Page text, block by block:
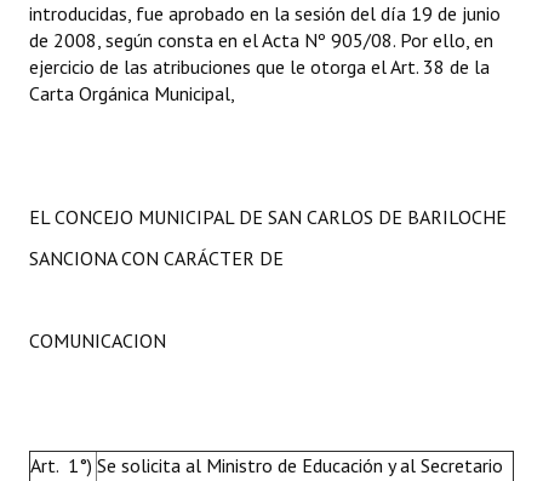
introducidas, fue aprobado en la sesión del día 19 de junio
de 2008, según consta en el Acta Nº 905/08. Por ello, en
ejercicio de las atribuciones que le otorga el Art. 38 de la
Carta Orgánica Municipal,
EL CONCEJO MUNICIPAL DE SAN CARLOS DE BARILOCHE
SANCIONA CON CARÁCTER DE
COMUNICACION
Art. 1°) Se solicita al Ministro de Educación y al Secretario